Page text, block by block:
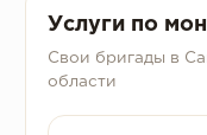
Услуги по
Свои бригады в
области